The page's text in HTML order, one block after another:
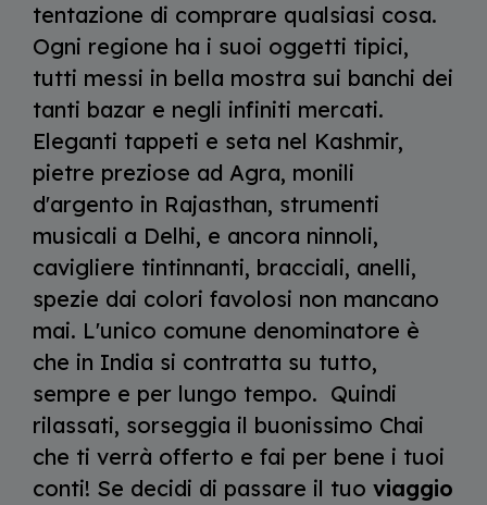
tentazione di comprare qualsiasi cosa.
Ogni regione ha i suoi oggetti tipici,
tutti messi in bella mostra sui banchi dei
tanti bazar e negli infiniti mercati.
Eleganti tappeti e seta nel Kashmir,
pietre preziose ad Agra, monili
d'argento in Rajasthan, strumenti
musicali a Delhi, e ancora ninnoli,
cavigliere tintinnanti, bracciali, anelli,
spezie dai colori favolosi non mancano
mai. L'unico comune denominatore è
che in India si contratta su tutto,
sempre e per lungo tempo. Quindi
rilassati, sorseggia il buonissimo Chai
che ti verrà offerto e fai per bene i tuoi
conti! Se decidi di passare il tuo viaggio